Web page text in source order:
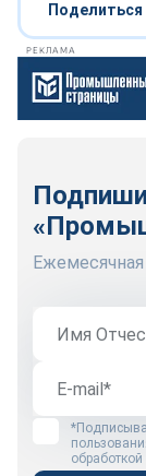
Поделиться
РЕКЛАМА